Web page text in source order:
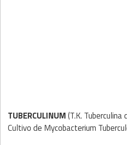
TUBERCULINUM(T.K.
Cultivo de Mycobacterium